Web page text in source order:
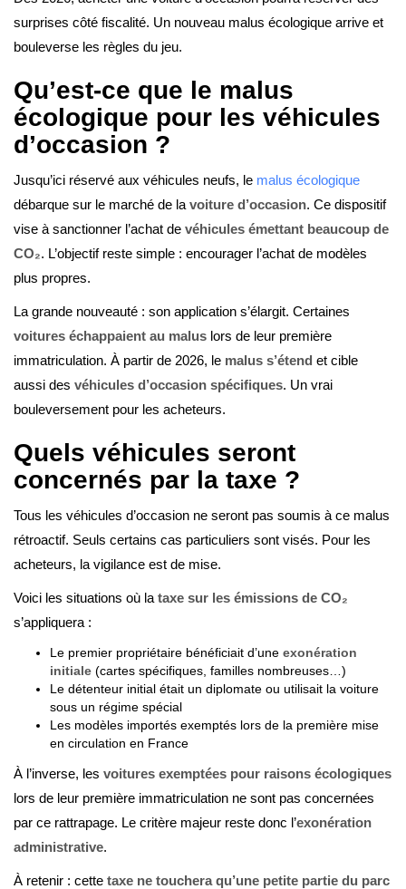
surprises côté fiscalité. Un nouveau malus écologique arrive et
bouleverse les règles du jeu.
Qu’est-ce que le malus
écologique pour les véhicules
d’occasion ?
Jusqu’ici réservé aux véhicules neufs, le malus écologique
débarque sur le marché de la voiture d’occasion. Ce dispositif
vise à sanctionner l’achat de véhicules émettant beaucoup de
CO₂. L’objectif reste simple : encourager l’achat de modèles
plus propres.
La grande nouveauté : son application s’élargit. Certaines
voitures échappaient au malus lors de leur première
immatriculation. À partir de 2026, le malus s’étend et cible
aussi des véhicules d’occasion spécifiques. Un vrai
bouleversement pour les acheteurs.
Quels véhicules seront
concernés par la taxe ?
Tous les véhicules d’occasion ne seront pas soumis à ce malus
rétroactif. Seuls certains cas particuliers sont visés. Pour les
acheteurs, la vigilance est de mise.
Voici les situations où la taxe sur les émissions de CO₂
s’appliquera :
Le premier propriétaire bénéficiait d’une exonération
initiale (cartes spécifiques, familles nombreuses…)
Le détenteur initial était un diplomate ou utilisait la voiture
sous un régime spécial
Les modèles importés exemptés lors de la première mise
en circulation en France
À l’inverse, les voitures exemptées pour raisons écologiques
lors de leur première immatriculation ne sont pas concernées
par ce rattrapage. Le critère majeur reste donc l’exonération
administrative.
À retenir : cette taxe ne touchera qu’une petite partie du parc